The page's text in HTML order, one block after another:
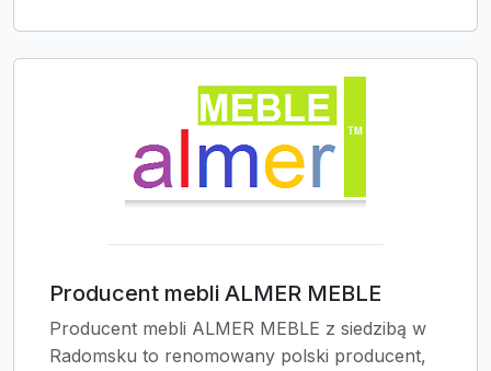
Producent mebli ALMER MEBLE
Producent mebli ALMER MEBLE z siedzibą w
Radomsku to renomowany polski producent,